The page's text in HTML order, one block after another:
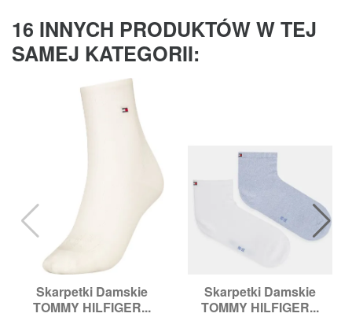
16 INNYCH PRODUKTÓW W TEJ
SAMEJ KATEGORII:
Skarpetki Damskie
TOMMY HILFIGER...
Skarpetki Damskie
TOMMY HILFIGER...